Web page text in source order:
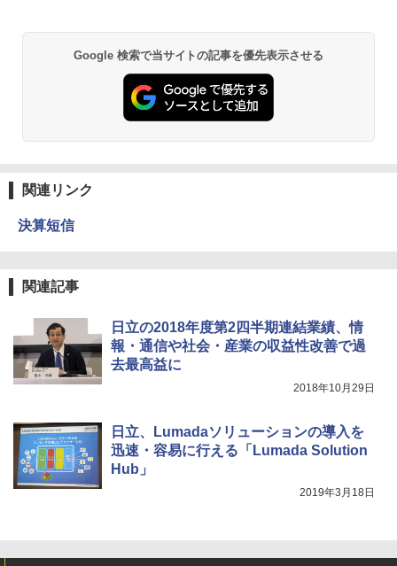
Google 検索で当サイトの記事を優先表示させる
関連リンク
決算短信
関連記事
日立の2018年度第2四半期連結業績、情
報・通信や社会・産業の収益性改善で過
去最高益に
2018年10月29日
日立、Lumadaソリューションの導入を
迅速・容易に行える「Lumada Solution
Hub」
2019年3月18日